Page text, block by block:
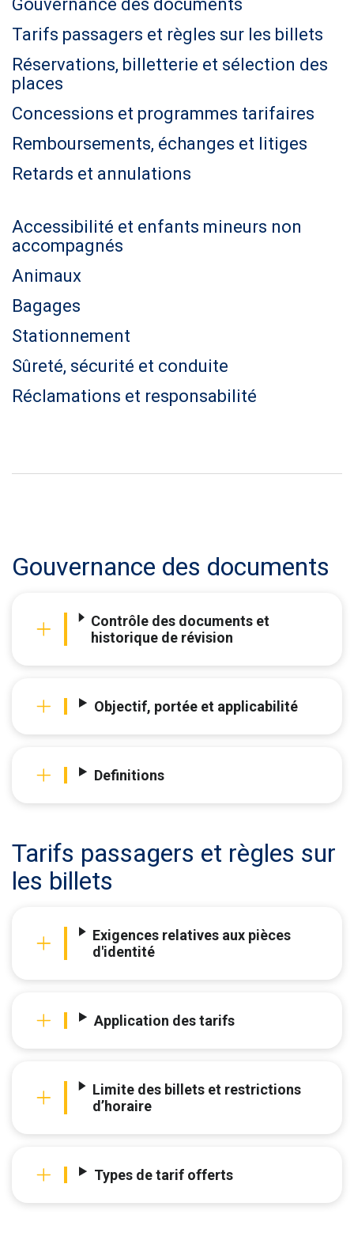
n
m
n
T
M
s
p
i
Gouvernance des documents
Tarifs passagers et règles sur les billets
Réservations, billetterie et sélection des
places
Concessions et programmes tarifaires
Remboursements, échanges et litiges
Retards et annulations
Accessibilité et enfants mineurs non
accompagnés
Animaux
Bagages
Stationnement
Sûreté, sécurité et conduite
Réclamations et responsabilité
Gouvernance des documents
Contrôle des documents et
historique de révision
Objectif, portée et applicabilité
Definitions
Tarifs passagers et règles sur
les billets
Exigences relatives aux pièces
d'identité
Application des tarifs
Limite des billets et restrictions
d’horaire
Types de tarif offerts